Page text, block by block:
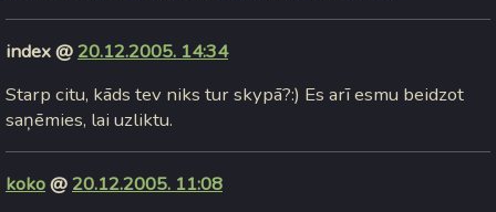
index @20.12.2005. 14:34
Starp citu, kāds tev niks tur skypā?:) Es arī esmu beidzot
saņēmies, lai uzliktu.
koko@20.12.2005. 11:08